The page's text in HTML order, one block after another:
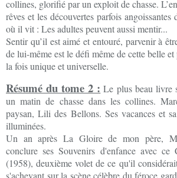
collines, glorifié par un exploit de chasse.
rêves et les découvertes parfois
où il vit : Les adultes peuvent aussi mentir...
Sentir qu’il est aimé et entouré, parvenir à
de lui-même est le défi même de cette belle
la fois unique et universelle.
Résumé du tome 2 : Le plus beau livre
un matin de chasse dans les collines.
paysan, Lili des Bellons. Ses vacances et
illuminées.
Un an après La Gloire de mon père,
conclure ses Souvenirs d'enfance avec ce
(1958), deuxième volet de ce qu'il
s'achevant sur la scène célèbre du féroce